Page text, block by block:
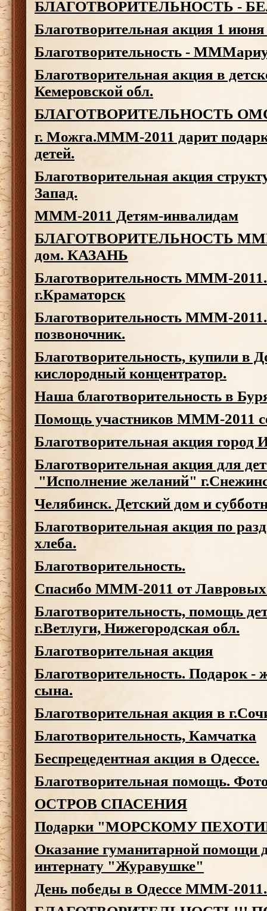
БЛАГОТВОРИТЕЛЬНОСТЬ -
Благотворительная акция 1 июня
Благотворительность -
Благотворительная акция в
Кемеровской обл.
БЛАГОТВОРИТЕЛЬНОСТЬ
г. Можга.МММ-2011 дарит
детей.
Благотворительная акция
Запад.
МММ-2011 Детям-инвалидам
БЛАГОТВОРИТЕЛЬНОСТЬ МММ-
дом. КАЗАНЬ
Благотворительность МММ-
г.Краматорск
Благотворительность МММ-
позвоночник.
Благотворительность, купили в
кислородный концентратор.
Наша благотворительность в
Помощь участников МММ-2011
Благотворительная акция город
Благотворительная акция для
"Исполнение желаний"
Челябинск. Детский дом и
Благотворительная акция по
хлеба.
Благотворительность.
Спасибо МММ-2011 от
Благотворительность, помощь
г.Ветлуги, Нижегородская обл.
Благотворительная акция
Благотворительность. Подарок -
сына.
Благотворительная акция в
Благотворительность, Камчатка
Беспрецедентная акция в Одессе.
Благотворительная помощь.
ОСТРОВ СПАСЕНИЯ
Подарки "МОРСКОМУ
Оказание гуманитарной помощи
интернату "Журавушке"
День победы в Одессе МММ-2011.